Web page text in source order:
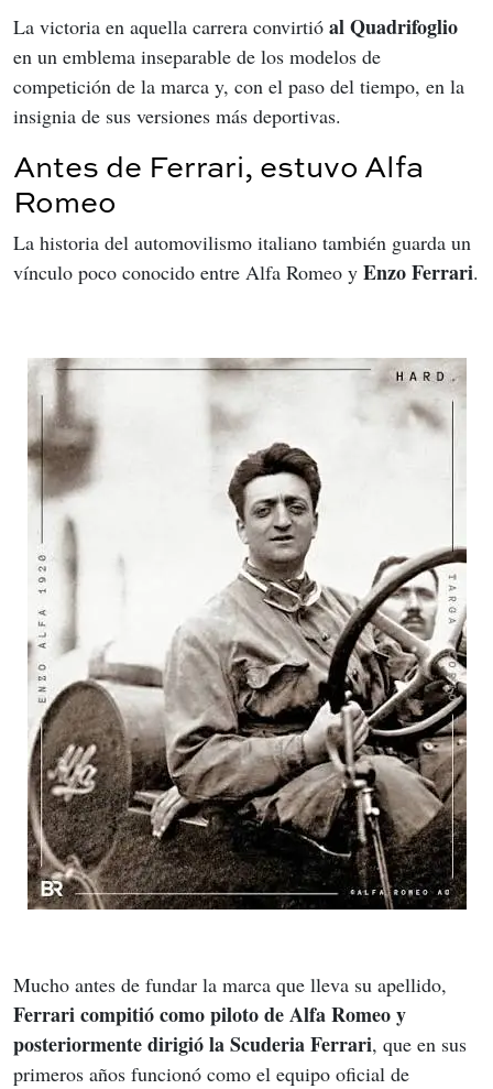
La victoria en aquella carrera convirtió al Quadrifoglio
en un emblema inseparable de los modelos de
competición de la marca y, con el paso del tiempo, en la
insignia de sus versiones más deportivas.
Antes de Ferrari, estuvo Alfa
Romeo
La historia del automovilismo italiano también guarda un
vínculo poco conocido entre Alfa Romeo y Enzo Ferrari.
Mucho antes de fundar la marca que lleva su apellido,
Ferrari compitió como piloto de Alfa Romeo y
posteriormente dirigió la Scuderia Ferrari, que en sus
primeros años funcionó como el equipo oficial de